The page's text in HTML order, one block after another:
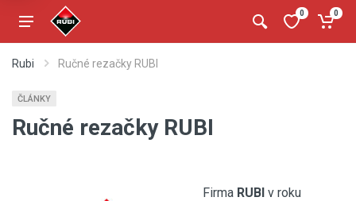
0 0
Rubi Ručné rezačky RUBI
ČLÁNKY
Ručné rezačky RUBI
Firma RUBI v roku